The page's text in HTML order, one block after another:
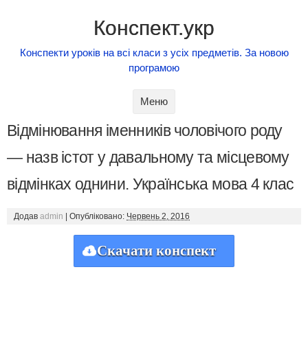
Конспект.укр
Конспекти уроків на всі класи з усіх предметів. За новою
програмою
Меню
Відмінювання іменників чоловічого роду
— назв істот у давальному та місцевому
відмінках однини. Українська мова 4 клас
Додав admin Опубліковано: Червень 2, 2016
Скачати конспект